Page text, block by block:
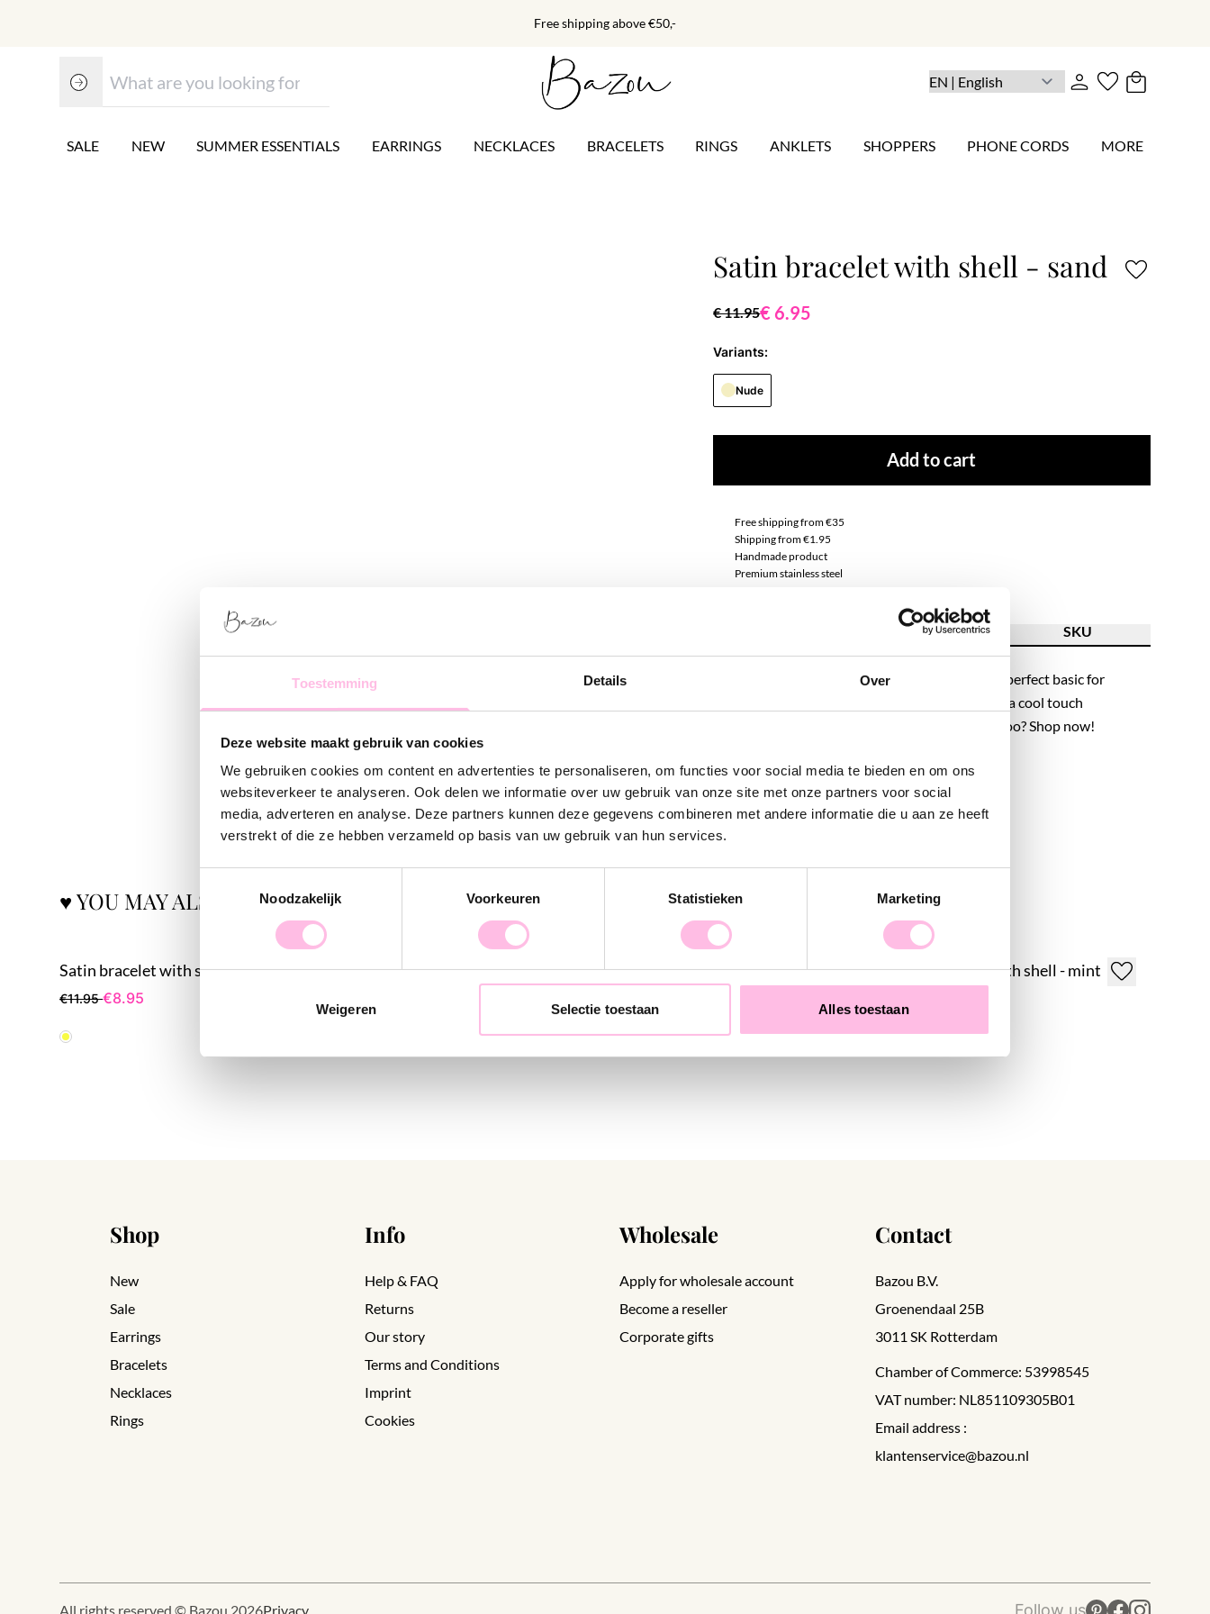
Toestemming Details Over
Deze website maakt gebruik van cookies
We gebruiken cookies om content en advertenties te personaliseren, om functies voor social media te bieden en om ons
websiteverkeer te analyseren. Ook delen we informatie over uw gebruik van onze site met onze partners voor social
media, adverteren en analyse. Deze partners kunnen deze gegevens combineren met andere informatie die u aan ze heeft
verstrekt of die ze hebben verzameld op basis van uw gebruik van hun services.
Noodzakelijk
Voorkeuren Statistieken Marketing
Weigeren Selectie toestaan Alles toestaan
Free shipping above €50,-
SALE NEW SUMMER ESSENTIALS EARRINGS NECKLACES BRACELETS RINGS ANKLETS SHOPPERS PHONE CORDS MORE
Satin bracelet with shell - sand
€ 11.95€ 6.95
Variants:
Nude
Add to cart
Free shipping from €35
Shipping from €1.95
Handmade product
Premium stainless steel
Feature SKU
Obsessed with arm candy … This bracelet is the perfect basic for
a stunning arm party. This beaded bracelet adds a cool touch
and is totally on-trend! We are in love, are you too? Shop now!
♥ YOU MAY ALSO LOVE...
Satin bracelet with sun yellow
€11.95€8.95
Satin bracelet with crab and pearl - coral Satin bracelet with shell and pearl - light blue Satin bracelet with shell - mint
Shop
New
Sale
Earrings
Bracelets
Necklaces
Rings
Info
Help & FAQ
Returns
Our story
Terms and Conditions
Imprint
Cookies
Wholesale
Apply for wholesale account
Become a reseller
Corporate gifts
Contact
Bazou B.V.
Groenendaal 25B
3011 SK Rotterdam
Chamber of Commerce: 53998545
VAT number: NL851109305B01
Email address :
klantenservice@bazou.nl
All rights reserved © Bazou 2026Privacy Follow us